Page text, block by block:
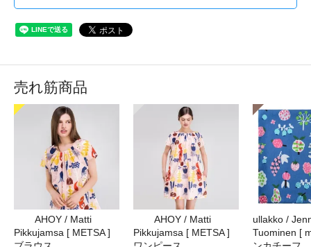
売れ筋商品
AHOY / Matti
Pikkujamsa [ METSA ]
AHOY / Matti
Pikkujamsa [ METSA ]
ullakko /
Tuominen [